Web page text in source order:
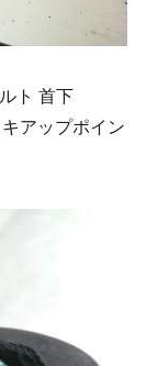
ト 首下
アップポイン